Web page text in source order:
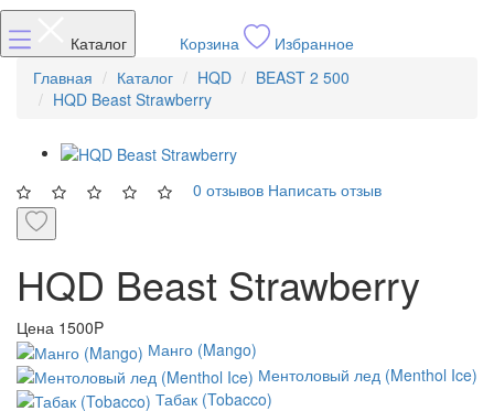
Каталог Корзина
Избранное
Главная
Каталог HQD
BEAST 2 500
HQD Beast Strawberry
0 отзывов Написать отзыв
HQD Beast Strawberry
Цена 1500P
Манго (Mango)
Ментоловый лед (Menthol Ice)
Табак (Tobacco)